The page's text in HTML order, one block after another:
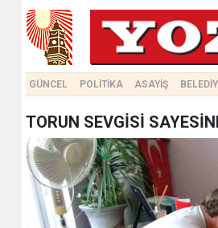
GÜNCEL POLİTİKA ASAYİŞ
TORUN SEVGİSİ